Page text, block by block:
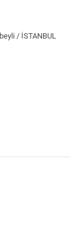
/ İSTANBUL